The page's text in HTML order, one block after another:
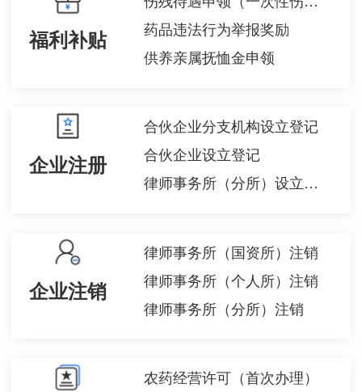
福利补贴
药品违法行为举报奖励
供养亲属抚恤金申领
企业注册
合伙企业分支机构设立登记
合伙企业设立登记
律师事务所（分所）设立许可
企业注销
律师事务所（国资所）注销
律师事务所（个人所）注销
律师事务所（分所）注销
农药经营许可（首次办理）